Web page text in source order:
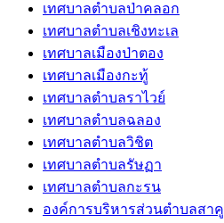
เทศบาลตำบลป่าคลอก
เทศบาลตำบลเชิงทะเล
เทศบาลเมืองป่าตอง
เทศบาลเมืองกะทู้
เทศบาลตำบลราไวย์
เทศบาลตำบลฉลอง
เทศบาลตำบลวิชิต
เทศบาลตำบลรัษฏา
เทศบาลตำบลกะรน
องค์การบริหารส่วนตำบลสาคู